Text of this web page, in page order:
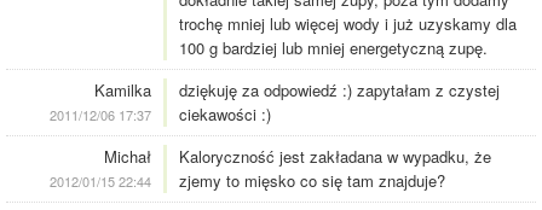
trochę mniej lub więcej wody i już uzyskamy dla
100 g bardziej lub mniej energetyczną zupę.
Kamilka
2011/12/06 17:37
dziękuję za odpowiedź :) zapytałam z czystej
ciekawości :)
Michał
2012/01/15 22:44
Kaloryczność jest zakładana w wypadku, że
zjemy to mięsko co się tam znajduje?